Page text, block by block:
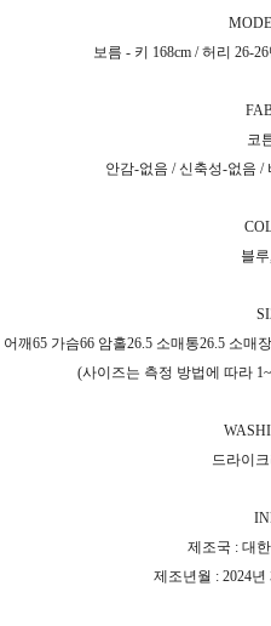
보름 - 키 168cm / 허리 26-
코
안감-없음 / 신축성-없음
블
어깨65 가슴66 암홀26.5 소매통26.5 소매
(사이즈는 측정 방법에 따라
드라이
제조국 : 대
제조년월 : 2024